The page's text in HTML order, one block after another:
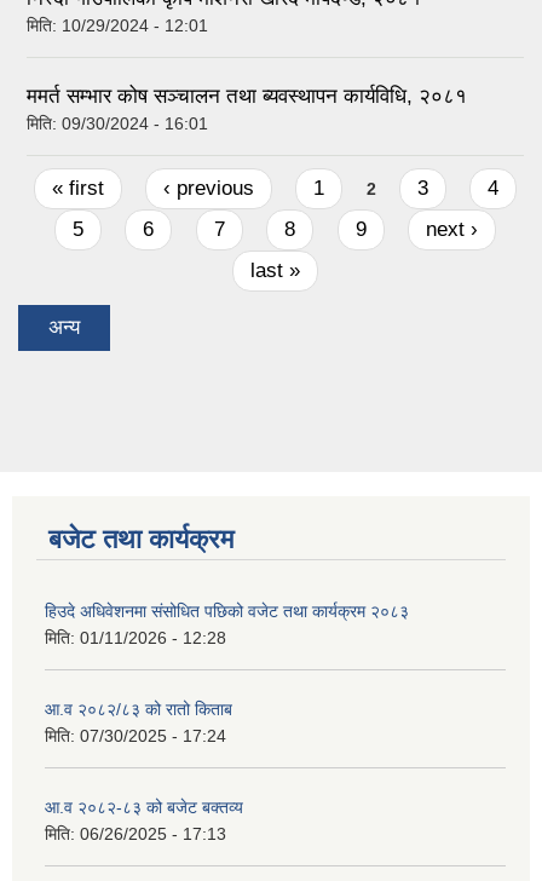
मिति: 10/29/2024 - 12:01
ममर्त सम्भार कोष सञ्चालन तथा ब्यवस्थापन कार्यविधि, २०८१
मिति: 09/30/2024 - 16:01
Pages
« first ‹ previous 1 2 3
4
5
6 7 8 9
next ›
last »
अन्य
बजेट तथा कार्यक्रम
हिउदे अधिवेशनमा संसोधित पछिको वजेट तथा कार्यक्रम २०८३
मिति: 01/11/2026 - 12:28
आ.व २०८२/८३ को रातो किताब
मिति: 07/30/2025 - 17:24
आ.व २०८२-८३ को बजेट बक्तव्य
मिति: 06/26/2025 - 17:13